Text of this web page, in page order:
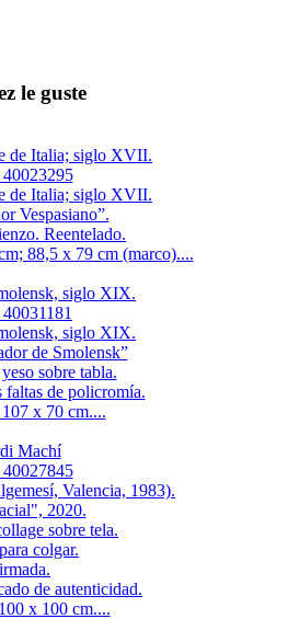
le guste
de Italia; siglo XVII.
de Italia; siglo XVII.
Vespasiano”.
Reentelado.
88,5 x 79 cm (marco)....
siglo XIX.
siglo XIX.
de Smolensk”
sobre tabla.
faltas de policromía.
x 70 cm....
Machí
Valencia, 1983).
2020.
sobre tela.
colgar.
de autenticidad.
x 100 cm....